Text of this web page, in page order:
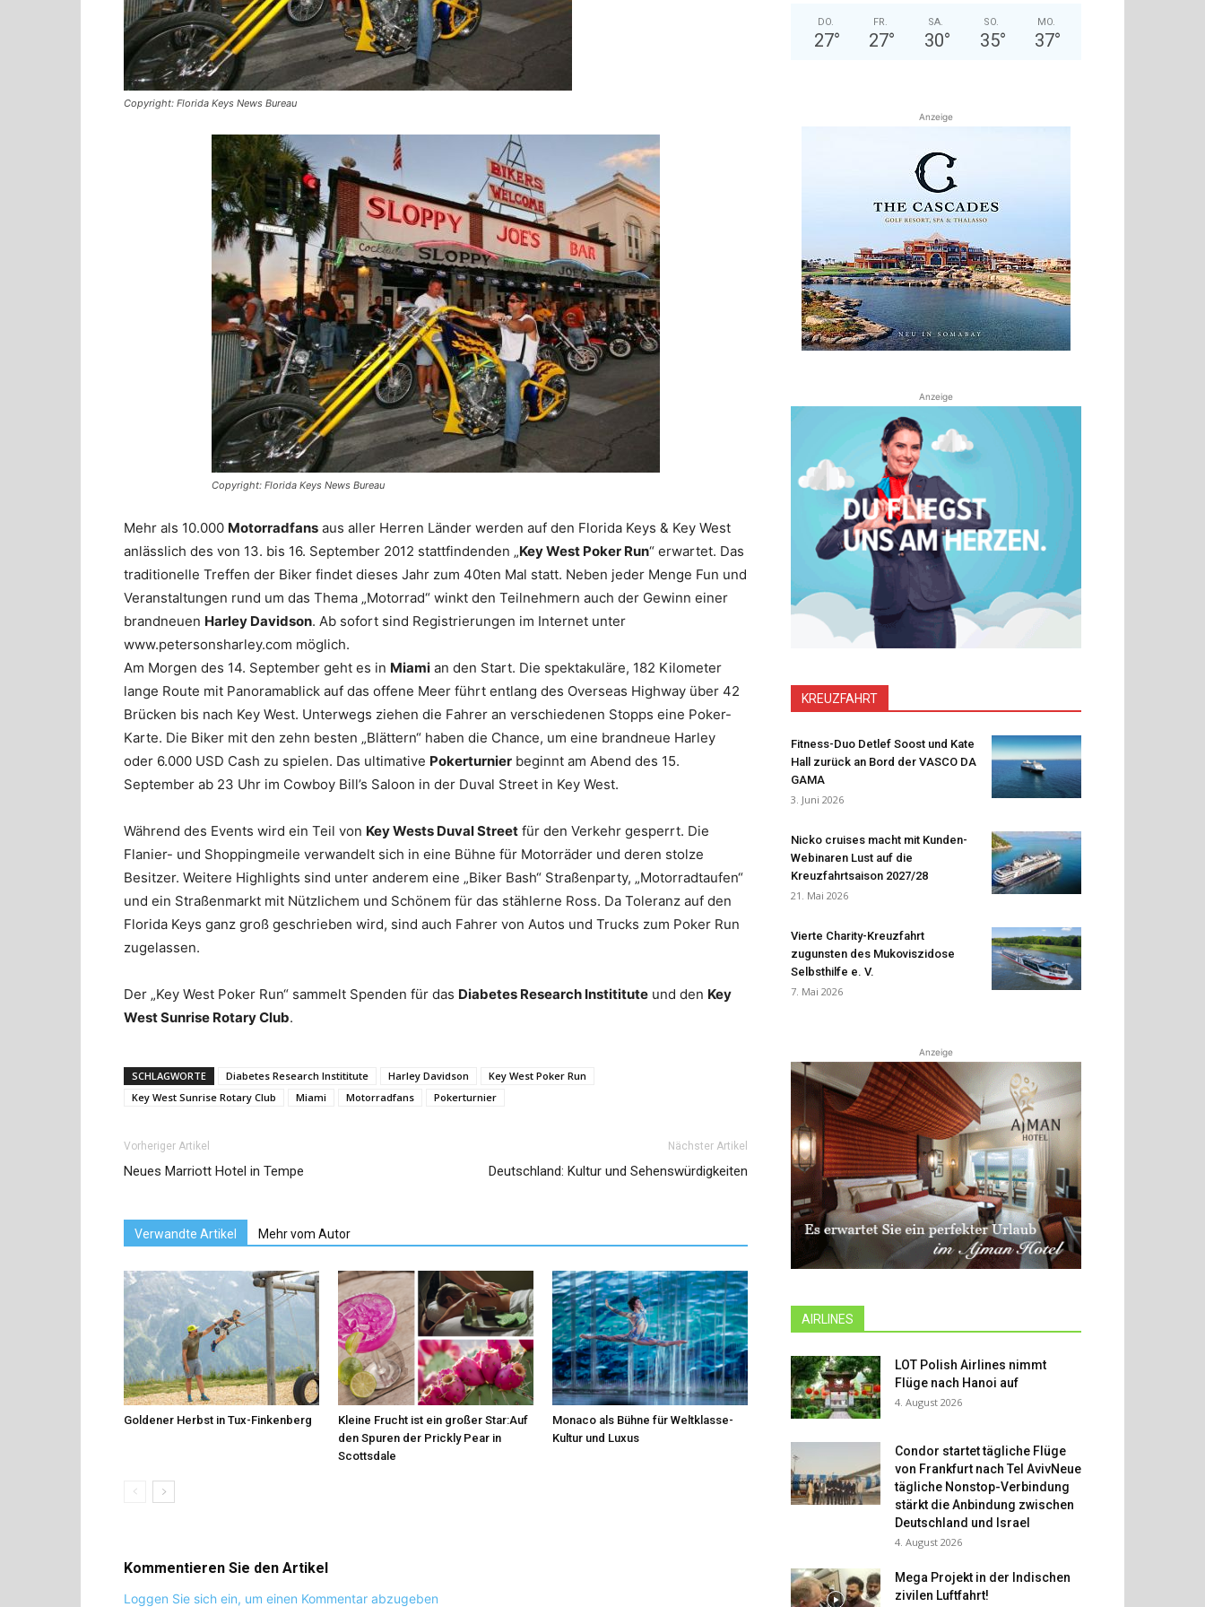
Copyright: Florida Keys News Bureau
Copyright: Florida Keys News Bureau
Mehr als 10.000 Motorradfans aus aller Herren Länder werden auf den Florida Keys & Key West
anlässlich des von 13. bis 16. September 2012 stattfindenden „Key West Poker Run“ erwartet. Das
traditionelle Treffen der Biker findet dieses Jahr zum 40ten Mal statt. Neben jeder Menge Fun und
Veranstaltungen rund um das Thema „Motorrad“ winkt den Teilnehmern auch der Gewinn einer
brandneuen Harley Davidson. Ab sofort sind Registrierungen im Internet unter
www.petersonsharley.com möglich.
Am Morgen des 14. September geht es in Miami an den Start. Die spektakuläre, 182 Kilometer
lange Route mit Panoramablick auf das offene Meer führt entlang des Overseas Highway über 42
Brücken bis nach Key West. Unterwegs ziehen die Fahrer an verschiedenen Stopps eine Poker-
Karte. Die Biker mit den zehn besten „Blättern“ haben die Chance, um eine brandneue Harley
oder 6.000 USD Cash zu spielen. Das ultimative Pokerturnier beginnt am Abend des 15.
September ab 23 Uhr im Cowboy Bill’s Saloon in der Duval Street in Key West.
Während des Events wird ein Teil von Key Wests Duval Street für den Verkehr gesperrt. Die
Flanier- und Shoppingmeile verwandelt sich in eine Bühne für Motorräder und deren stolze
Besitzer. Weitere Highlights sind unter anderem eine „Biker Bash“ Straßenparty, „Motorradtaufen“
und ein Straßenmarkt mit Nützlichem und Schönem für das stählerne Ross. Da Toleranz auf den
Florida Keys ganz groß geschrieben wird, sind auch Fahrer von Autos und Trucks zum Poker Run
zugelassen.
Der „Key West Poker Run“ sammelt Spenden für das Diabetes Research Instititute und den Key
West Sunrise Rotary Club.
SCHLAGWORTE Diabetes Research Instititute Harley Davidson
Key West Poker Run
Key West Sunrise Rotary Club
Miami Motorradfans Pokerturnier
Vorheriger Artikel
Neues Marriott Hotel in Tempe
Nächster Artikel
Deutschland: Kultur und Sehenswürdigkeiten
Verwandte Artikel Mehr vom Autor
Goldener Herbst in Tux-Finkenberg
Kleine Frucht ist ein großer Star:Auf
den Spuren der Prickly Pear in
Scottsdale
Monaco als Bühne für Weltklasse-
Kultur und Luxus
Kommentieren Sie den Artikel
Loggen Sie sich ein, um einen Kommentar abzugeben
DO.
27°
FR.
27°
SA.
30°
SO.
35°
MO.
37°
Anzeige
Anzeige
KREUZFAHRT
Fitness-Duo Detlef Soost und Kate
Hall zurück an Bord der VASCO DA
GAMA
3. Juni 2026
Nicko cruises macht mit Kunden-
Webinaren Lust auf die
Kreuzfahrtsaison 2027/28
21. Mai 2026
Vierte Charity-Kreuzfahrt
zugunsten des Mukoviszidose
Selbsthilfe e. V.
7. Mai 2026
Anzeige
AIRLINES
LOT Polish Airlines nimmt
Flüge nach Hanoi auf
4. August 2026
Condor startet tägliche Flüge
von Frankfurt nach Tel AvivNeue
tägliche Nonstop-Verbindung
stärkt die Anbindung zwischen
Deutschland und Israel
4. August 2026
Mega Projekt in der Indischen
zivilen Luftfahrt!